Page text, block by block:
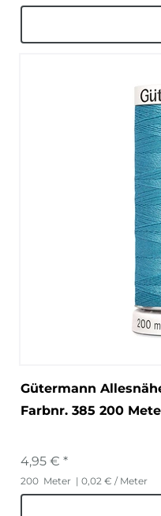
Gütermann
Farbnr. 385 200
4,95 € *
200 Meter | 0,02 € / Meter